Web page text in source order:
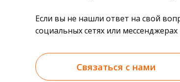
Если вы не нашли ответ на свой
социальных сетях или мессенджерах
Связаться с нами